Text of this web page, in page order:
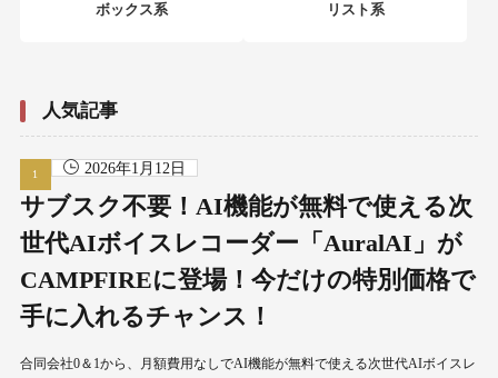
ボックス系 リスト系
人気記事
2026年1月12日
サブスク不要！AI機能が無料で使える次
世代AIボイスレコーダー「AuralAI」が
CAMPFIREに登場！今だけの特別価格で
手に入れるチャンス！
合同会社0＆1から、月額費用なしでAI機能が無料で使える次世代AIボイスレ